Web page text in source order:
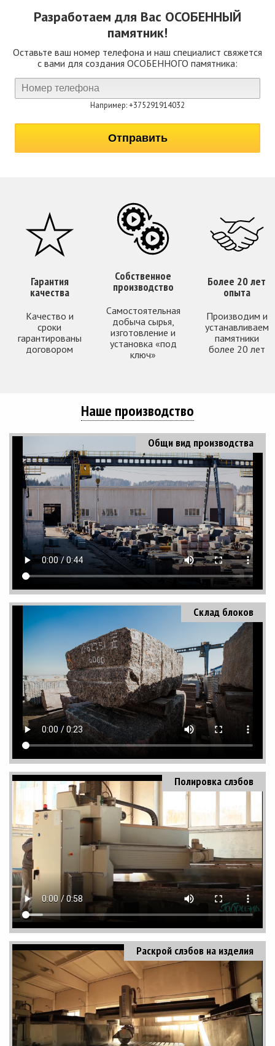
Разработаем для Вас ОСОБЕННЫЙ
памятник!
Оставьте ваш номер телефона и наш специалист свяжется
с вами для создания ОСОБЕННОГО памятника:
Например: +375291914032
Гарантия
качества
Качество и
сроки
гарантированы
договором
Собственное
производство
Самостоятельная
добыча сырья,
изготовление и
установка «под
ключ»
Более 20 лет
опыта
Производим и
устанавливаем
памятники
более 20 лет
Наше производство
Общи вид производства
Склад блоков
Полировка слэбов
Раскрой слэбов на изделия